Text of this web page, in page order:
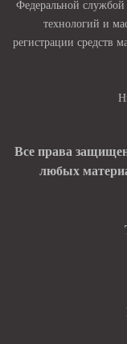
Федеральной
технологий и
регистрации средств
Все права
любых